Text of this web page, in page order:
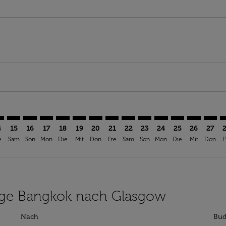
15
Sam
16
Son
17
Mon
18
Die
19
Mit
BKK–GLA: cmp-view-offers-
20
Don
BKK–GLA: cmp-view-offers-
21
Fre
BKK–GLA: cmp-view-
22
Sam
BKK–GLA: cmp-view-
23
Son
BKK–GLA: cmp-
24
Mon
BKK–GLA:
25
Die
26
Mit
27
Don
Bangkok nach Glasgow
Nach